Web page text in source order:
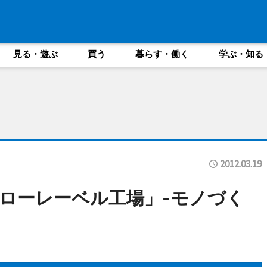
見る・遊ぶ 買う 暮らす・働く 学ぶ・知る
2012.03.19
ーレーベル工場」-モノづく